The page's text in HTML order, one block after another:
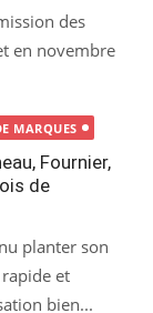
des
en novembre
MARQUES
Fournier,
de
planter son
et
bien...